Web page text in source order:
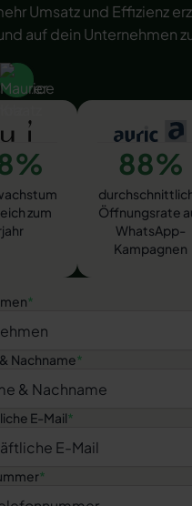
Umsatz und Effizienz
auf dein Unternehmen
zum
88%
Öffnungsrate
WhatsApp-
Kampagnen
*
Nachname*
E-Mail*
*